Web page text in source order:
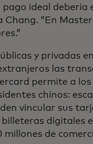
ideal debería
“En
y privadas
las
permite a
chinos:
vincular sus
digitales
millones de